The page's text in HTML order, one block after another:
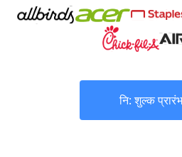
नि: शुल्क